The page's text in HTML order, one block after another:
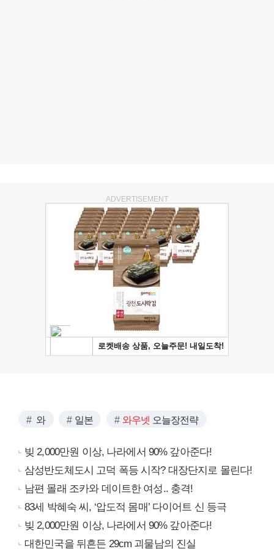
ADVERTISEMENT
와 일본 와우넷 오늘장전략
빚 2,000만원 이상, 나라에서 90% 갚아준다!
삼성반도체도시 고덕 폭등 시작? 대장단지로 몰린다!
남편 몰래 조카와 데이트한 여성.. 충격!
83세 박혜숙 씨, ‘압도적 몸매’ 다이어트 신 등극
빚 2,000만원 이상, 나라에서 90% 갚아준다!
대한민국을 뒤흔든 29cm 괴물남의 진실